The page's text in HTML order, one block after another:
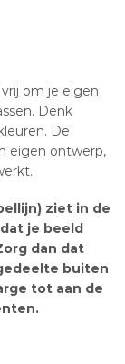
om je eigen
Denk
De
eigen ontwerp,
ziet in de
je beeld
dan dat
buiten
tot aan de